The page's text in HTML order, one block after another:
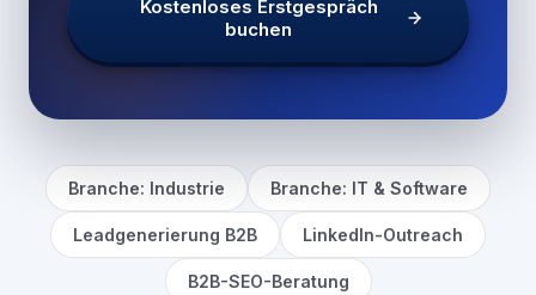
Kostenloses Erstgespräch
buchen
Branche: Industrie Branche: IT & Software
Leadgenerierung B2B LinkedIn-Outreach
B2B-SEO-Beratung